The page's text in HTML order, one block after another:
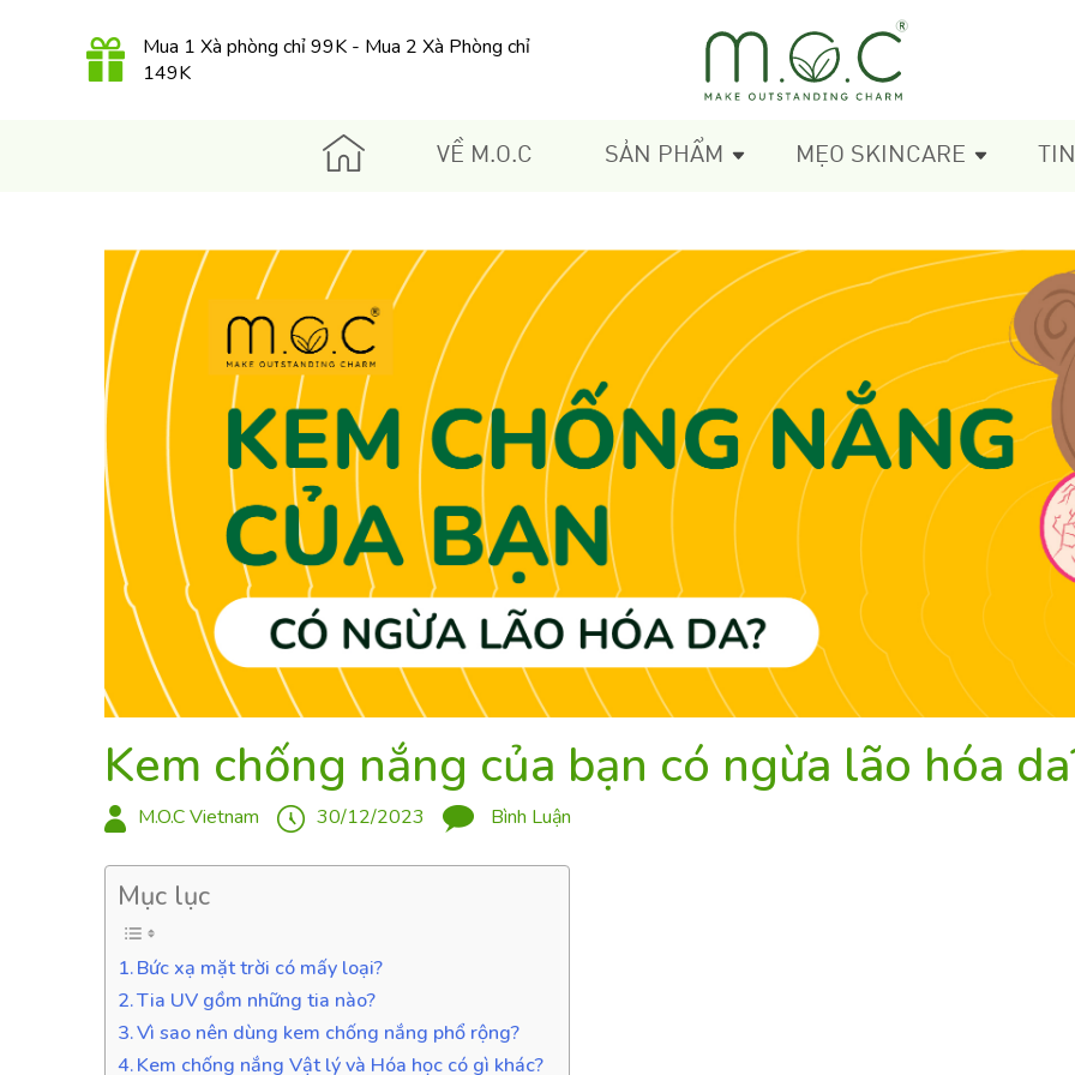
Combo MỤN THÂM, THU NHỎ LCL chỉ 499K
VỀ M.O.C SẢN PHẨM MẸO SKINCARE
Kem chống nắng của bạn có ngừa lão hóa
M.O.C Vietnam 30/12/2023 Bình Luận
Mục lục
Bức xạ mặt trời có mấy loại?
Tia UV gồm những tia nào?
Vì sao nên dùng kem chống nắng phổ rộng?
Kem chống nắng Vật lý và Hóa học có gì khác?